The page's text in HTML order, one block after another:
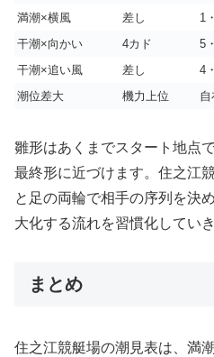
満潮×横風
差し 1
干潮×向かい
4カド 5
干潮×追い風
差し 4
潮位差大
機力上位 自
雛形はあくまでスタート地点
最終形に近づけます。住之江
と足の両輪で相手の序列を決
大化する流れを習慣化してい
まとめ
住之江競艇場の潮見表は、満